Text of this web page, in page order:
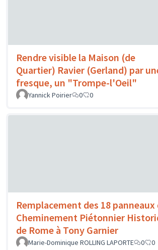
Rendre visible la Maison (de
Quartier) Ravier (Gerland) par
fresque, un "Trompe-l'Oeil"
Yannick Poirier 0 0
Remplacement des 18 panneaux
Cheminement Piétonnier
de Rome à Tony Garnier
Marie-Dominique ROLLING LAPORTE 0 0